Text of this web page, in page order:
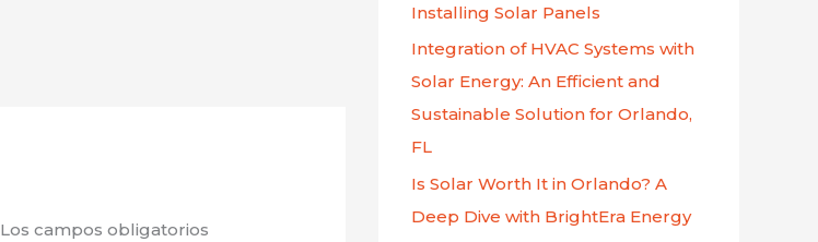
Los campos obligatorios
Installing Solar Panels
Integration of HVAC Systems with
Solar Energy: An Efficient and
Sustainable Solution for Orlando,
FL
Is Solar Worth It in Orlando? A
Deep Dive with BrightEra Energy